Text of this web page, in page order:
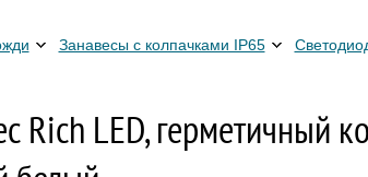
Занавесы с колпачками IP65
Rich LED, герметичный